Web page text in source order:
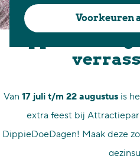
Voorkeuren
h
o
Van 17 juli t/m 22 augustusis
extra feest bij
DippieDoeDagen! Maak deze